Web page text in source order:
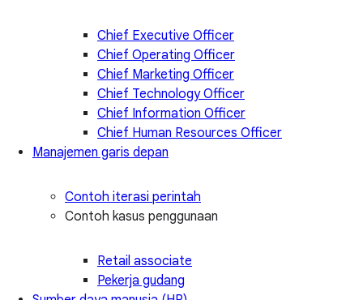
Chief Executive Officer
Chief Operating Officer
Chief Marketing Officer
Chief Technology Officer
Chief Information Officer
Chief Human Resources Officer
Manajemen garis depan
Contoh iterasi perintah
Contoh kasus penggunaan
Retail associate
Pekerja gudang